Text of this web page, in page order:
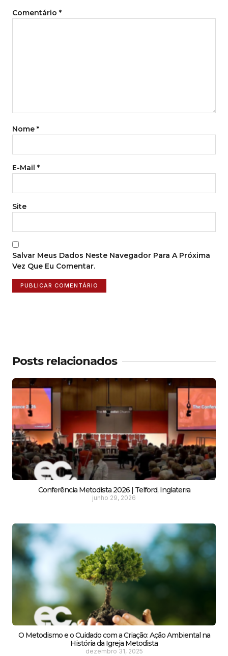
Comentário *
Nome *
E-Mail *
Site
Salvar Meus Dados Neste Navegador Para A Próxima
Vez Que Eu Comentar.
Posts relacionados
Conferência Metodista 2026 | Telford, Inglaterra
junho 29, 2026
O Metodismo e o Cuidado com a Criação: Ação Ambiental na
História da Igreja Metodista
dezembro 31, 2025